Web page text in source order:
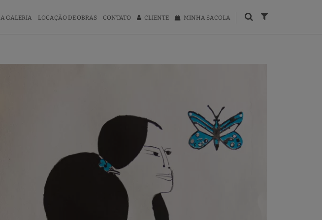
A GALERIA LOCAÇÃO DE OBRAS CONTATO CLIENTE MINHA SACOLA